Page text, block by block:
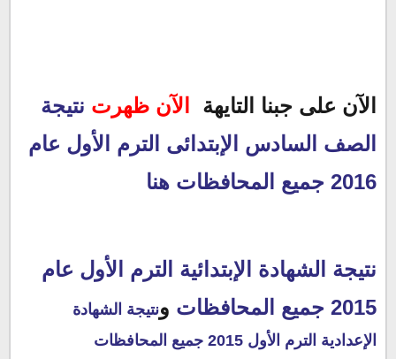
الآن على جبنا التايهة الآن ظهرت نتيجة
الصف السادس الإبتدائى الترم الأول عام
2016 جميع المحافظات
هنا
نتيجة الشهادة الإبتدائية الترم الأول عام
2015 جميع المحافظات
ونتيجة الشهادة
الإعدادية الترم الأول 2015 جميع المحافظات